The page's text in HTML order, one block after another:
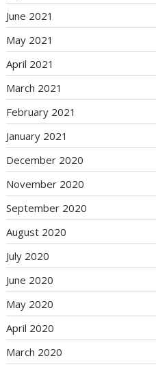
June 2021
May 2021
April 2021
March 2021
February 2021
January 2021
December 2020
November 2020
September 2020
August 2020
July 2020
June 2020
May 2020
April 2020
March 2020